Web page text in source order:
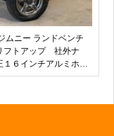
ムニー ランドベンチ
トアップ 社外ナ
６インチアルミホイ
Ｃ マットフラッ